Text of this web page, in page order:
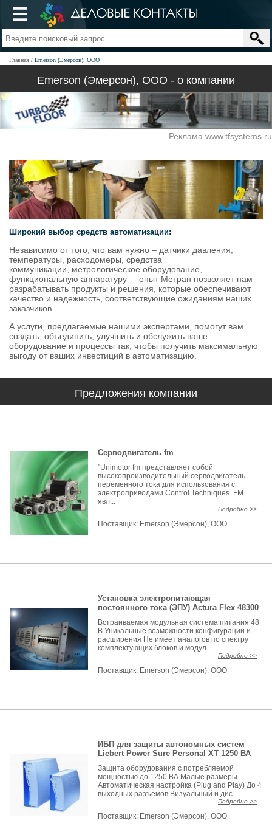
Главная Emerson (Эмерсон), ООО
Emerson (Эмерсон), ООО - о компании
Реклама www.tfsystems.ru
Широкий выбор средств автоматизации:
Независимо от того, что вам нужно – датчики давления,
температуры, расходомеры, средства
коммуникации, метрологическое оборудование,
функциональную аппаратуру – опыт Метран позволяет нам
разрабатывать продукты и решения, которые обеспечивают
качество и надежность, соответствующие ожиданиям наших
заказчиков.
А услуги, предлагаемые нашими экспертами, помогут вам
создать, объединить, улучшить и обслужить ваше
оборудование и процессы так, чтобы получить максимальную
выгоду от ваших инвестиций в автоматизацию.​​​​​​​
Предложения компании
Серводвигатель fm
"Unimotor fm представляет собой
высокопроизводительный серводвигатель
переменного тока для использования с
электроприводами Control Techniques. FM
явл...
Подробно >>
Поставщик: Emerson (Эмерсон), ООО
Установка электропитающая
постоянного тока (ЭПУ) Actura Flex 48300
Встраиваемая модульная система питания 48
В Уникальные возможности конфигурации и
расширения Не имеет аналогов по спектру
комплектующих блоков и модул...
Подробно >>
Поставщик: Emerson (Эмерсон), ООО
ИБП для защиты автономных систем
Liebert Power Sure Personal XT 1250 ВА
Защита оборудования с потребляемой
мощностью до 1250 ВА Малые размеры
Автоматическая настройка (Plug and Play) До 4
выходных разъемов Визуальный и дис...
Подробно >>
Поставщик: Emerson (Эмерсон), ООО